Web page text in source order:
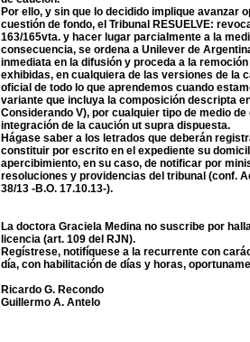
Por ello, y sin que lo decidido implique avanzar
cuestión de fondo, el Tribunal RESUELVE:
163/165vta. y hacer lugar parcialmente a la
consecuencia, se ordena a Unilever de
inmediata en la difusión y proceda a la
exhibidas, en cualquiera de las versiones de la
oficial de todo lo que aprendemos cuando
variante que incluya la composición descripta
Considerando V), por cualquier tipo de medio
integración de la caución ut supra dispuesta.
Hágase saber a los letrados que deberán
constituir por escrito en el expediente su
apercibimiento, en su caso, de notificar por
resoluciones y providencias del tribunal (conf.
38/13 -B.O. 17.10.13-).
La doctora Graciela Medina no suscribe por
licencia (art. 109 del RJN).
Regístrese, notifíquese a la recurrente con
día, con habilitación de días y horas,
Ricardo G. Recondo
Guillermo A. Antelo